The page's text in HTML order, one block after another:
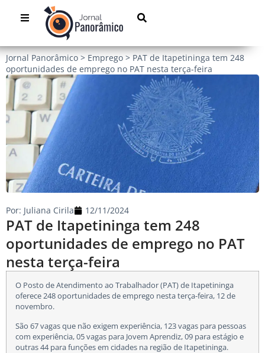
Jornal Panorâmico > Emprego > PAT de Itapetininga tem 248
oportunidades de emprego no PAT nesta terça-feira
PAT de Itapetininga tem 248
oportunidades de emprego no PAT
nesta terça-feira
Por: Juliana Cirila 12/11/2024
O Posto de Atendimento ao Trabalhador (PAT) de Itapetininga
oferece 248 oportunidades de emprego nesta terça-feira, 12 de
novembro.
São 67 vagas que não exigem experiência, 123 vagas para pessoas
com experiência, 05 vagas para Jovem Aprendiz, 09 para estágio e
outras 44 para funções em cidades na região de Itapetininga.